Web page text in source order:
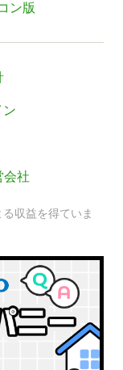
ン版
ン
会社
収益を得ていま